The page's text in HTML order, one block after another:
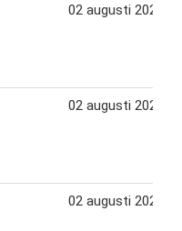
02 augusti 2026
02 augusti 2026
02 augusti 2026